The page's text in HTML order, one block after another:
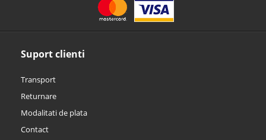
Suport clienti
Transport
Returnare
Modalitati de plata
Contact